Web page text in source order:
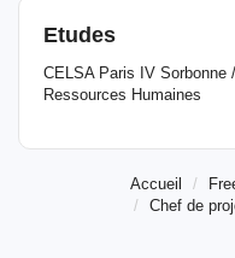
Etudes
CELSA Paris IV Sorbonne
Ressources Humaines
Accueil
Chef de